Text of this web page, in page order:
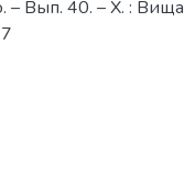
– Вып. 40. – Х. : Вища